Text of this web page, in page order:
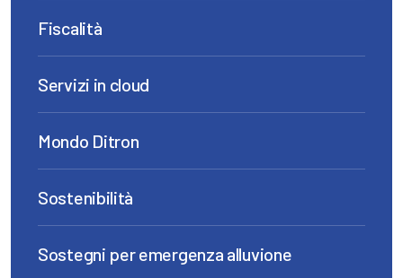
Fiscalità
Servizi in cloud
Mondo Ditron
Sostenibilità
Sostegni per emergenza alluvione